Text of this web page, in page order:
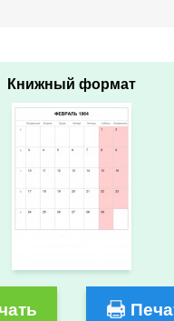
Книжный формат